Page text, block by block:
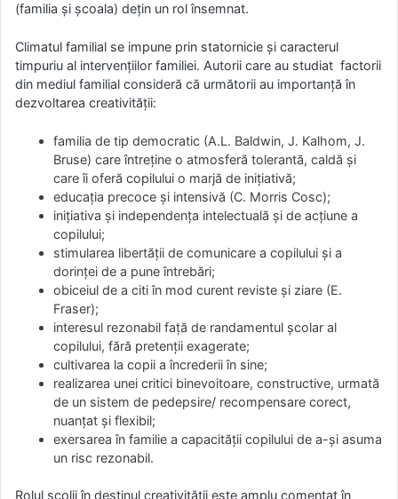
(familia și școala) dețin un rol însemnat.
Climatul familial se impune prin statornicie și caracterul
timpuriu al intervențiilor familiei. Autorii care au studiat factorii
din mediul familial consideră că următorii au importanță în
dezvoltarea creativității:
familia de tip democratic (A.L. Baldwin, J. Kalhom, J.
Bruse) care întreține o atmosferă tolerantă, caldă și
care îi oferă copilului o marjă de inițiativă;
educația precoce și intensivă (C. Morris Cosc);
inițiativa și independența intelectuală și de acțiune a
copilului;
stimularea libertății de comunicare a copilului și a
dorinței de a pune întrebări;
obiceiul de a citi în mod curent reviste și ziare (E.
Fraser);
interesul rezonabil față de randamentul școlar al
copilului, fără pretenții exagerate;
cultivarea la copii a încrederii în sine;
realizarea unei critici binevoitoare, constructive, urmată
de un sistem de pedepsire/ recompensare corect,
nuanțat și flexibil;
exersarea în familie a capacității copilului de a-și asuma
un risc rezonabil.
Rolul școlii în destinul creativității este amplu comentat în